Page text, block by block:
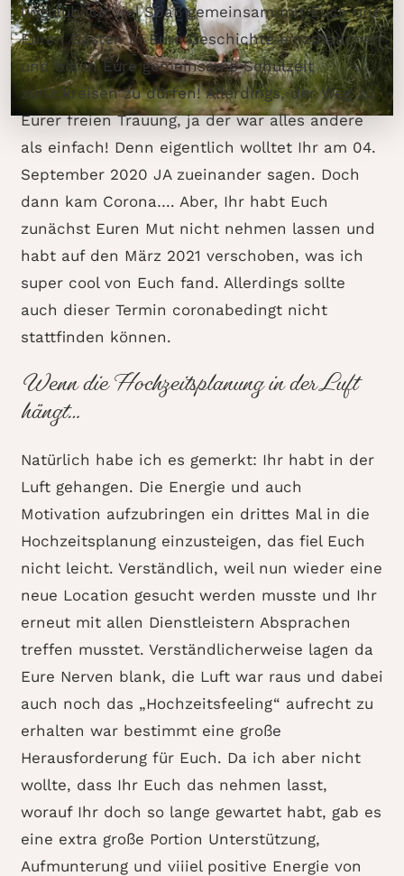
unglaublich viel Spaß gemeinsam mit Euch und
Euren Gästen in Eure Geschichte einzutauchen
und bis in Eure gemeinsame Schulzeit
zurückreisen zu dürfen! Allerdings, der Weg zu
Eurer freien Trauung, ja der war alles andere
als einfach! Denn eigentlich wolltet Ihr am 04.
September 2020 JA zueinander sagen. Doch
dann kam Corona…. Aber, Ihr habt Euch
zunächst Euren Mut nicht nehmen lassen und
habt auf den März 2021 verschoben, was ich
super cool von Euch fand. Allerdings sollte
auch dieser Termin coronabedingt nicht
stattfinden können.
Wenn die Hochzeitsplanung in der Luft
hängt…
Natürlich habe ich es gemerkt: Ihr habt in der
Luft gehangen. Die Energie und auch
Motivation aufzubringen ein drittes Mal in die
Hochzeitsplanung einzusteigen, das fiel Euch
nicht leicht. Verständlich, weil nun wieder eine
neue Location gesucht werden musste und Ihr
erneut mit allen Dienstleistern Absprachen
treffen musstet. Verständlicherweise lagen da
Eure Nerven blank, die Luft war raus und dabei
auch noch das „Hochzeitsfeeling“ aufrecht zu
erhalten war bestimmt eine große
Herausforderung für Euch. Da ich aber nicht
wollte, dass Ihr Euch das nehmen lasst,
worauf Ihr doch so lange gewartet habt, gab es
eine extra große Portion Unterstützung,
Aufmunterung und viiiel positive Energie von